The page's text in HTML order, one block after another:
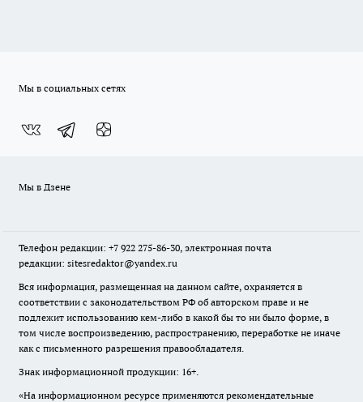
Мы в социальных сетях
Мы в Дзене
Телефон редакции: +7 922 275-86-30, электронная почта
редакции: sitesredaktor@yandex.ru
Вся информация, размещенная на данном сайте, охраняется в
соответствии с законодательством РФ об авторском праве и не
подлежит использованию кем-либо в какой бы то ни было форме, в
том числе воспроизведению, распространению, переработке не иначе
как с письменного разрешения правообладателя.
Знак информационной продукции: 16+.
«На информационном ресурсе применяются рекомендательные